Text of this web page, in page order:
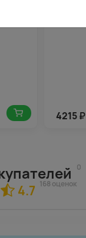
4215₽
0
4.7 168 оценок